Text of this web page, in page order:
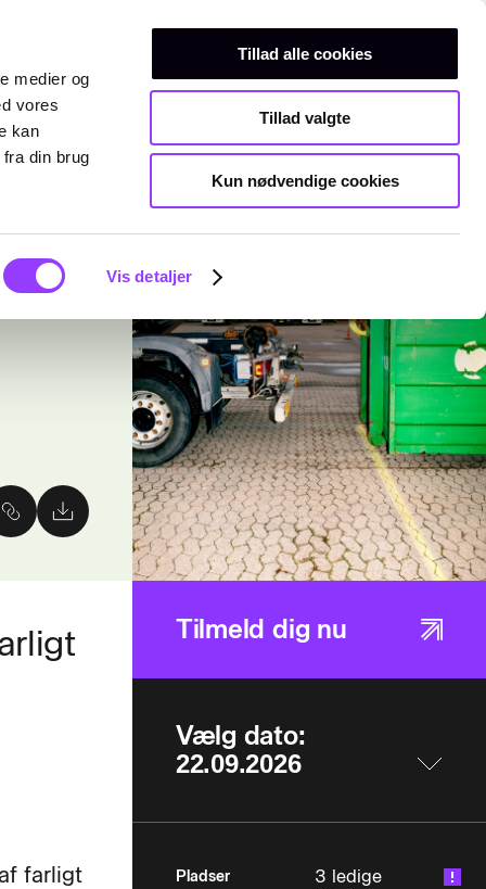
medier og
vores
kan
din brug
Vis detaljer
Tillad alle cookies
Tillad valgte
Kun nødvendige cookies
Teknisk gymnasiumKurser
farligt
Tilmeld dig nu
Vælg dato:
Pladser 3 ledige